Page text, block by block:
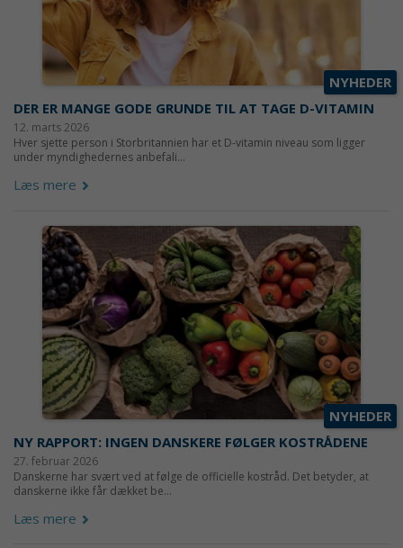
NYHEDER
DER ER MANGE GODE GRUNDE TIL AT TAGE D-VITAMIN
12. marts 2026
Hver sjette person i Storbritannien har et D-vitamin niveau som ligger
under myndighedernes anbefali...
Læs mere
NYHEDER
NY RAPPORT: INGEN DANSKERE FØLGER KOSTRÅDENE
27. februar 2026
Danskerne har svært ved at følge de officielle kostråd. Det betyder, at
danskerne ikke får dækket be...
Læs mere